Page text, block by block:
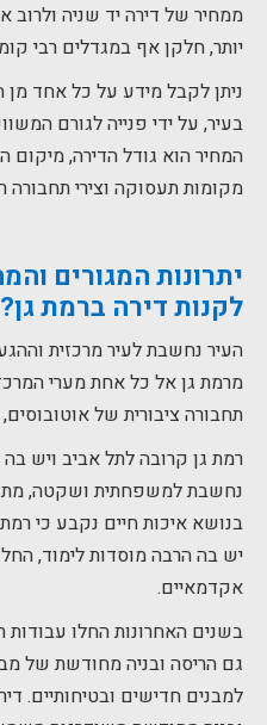
ממחיר של דירה יד שניה ולרוב
יותר, חלקן אף במגדלים רבי
ניתן לקבל מידע על כל אחד מן
בעיר, על ידי פנייה לגורם
המחיר הוא גודל הדירה, מיקום
מקומות תעסוקה וצירי תחבורה
יתרונות המגורים
לקנות דירה ברמת גן?
העיר נחשבת לעיר מרכזית
מרמת גן אל כל אחת מערי
תחבורה ציבורית של
רמת גן קרובה לתל אביב ויש
נחשבת למשפחתית ושקטה,
בנושא איכות חיים נקבע כי
יש בה הרבה מוסדות לימוד,
אקדמאיים.
גם הריסה ובניה מחודשת של
למבנים חדישים ובטיחותיים.